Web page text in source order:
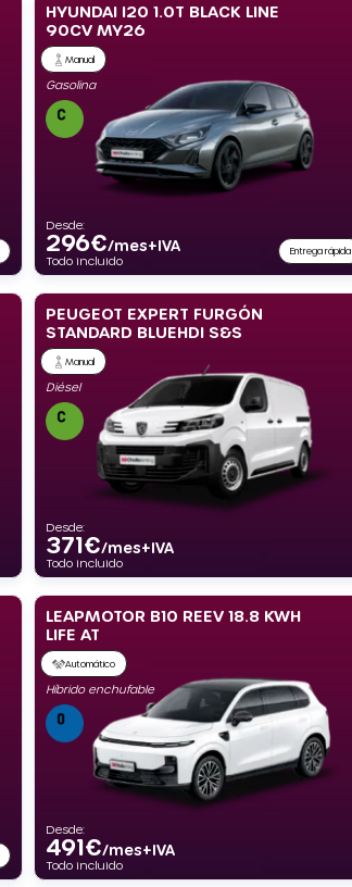
HYUNDAI I20 1.0T BLACK LINE
90CV MY26
Manual
Gasolina
Desde:
296€/mes+IVA
Todo incluido
Entrega rápida
PEUGEOT EXPERT FURGÓN
STANDARD BLUEHDI S&S
Manual
Diésel
Desde:
371€/mes+IVA
Todo incluido
LEAPMOTOR B10 REEV 18.8 KWH
LIFE AT
Automático
Híbrido enchufable
Desde:
491€/mes+IVA
Todo incluido